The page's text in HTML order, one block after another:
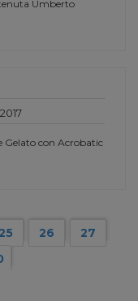
Umberto
Gelato con Acrobatic
25 26
27